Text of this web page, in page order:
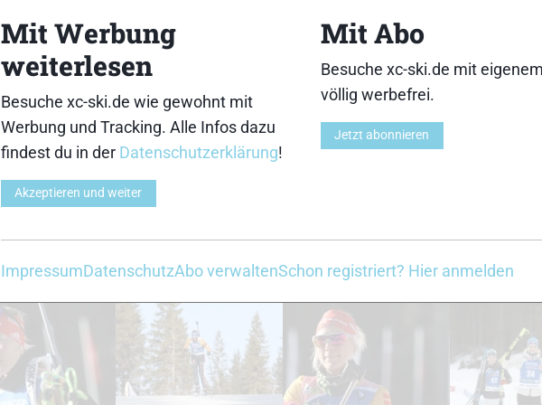
12 13 14
17 18 19
Mit Werbung
weiterlesen
Besuche xc-ski.de wie gewohnt mit
Werbung und Tracking. Alle Infos dazu
findest du in der Datenschutzerklärung!
Akzeptieren und weiter
Mit Abo
Besuche xc-ski.de mit
völlig werbefrei.
Jetzt abonnieren
ImpressumDatenschutzAbo verwaltenSchon registriert? Hier anmelden